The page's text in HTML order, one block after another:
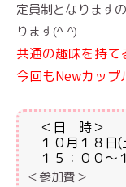
定員制となります
ります(^ ^)
共通の趣味を持
今回もNewカップ
＜日 時＞
１０月１８日(
１５：００～
＜参加費＞